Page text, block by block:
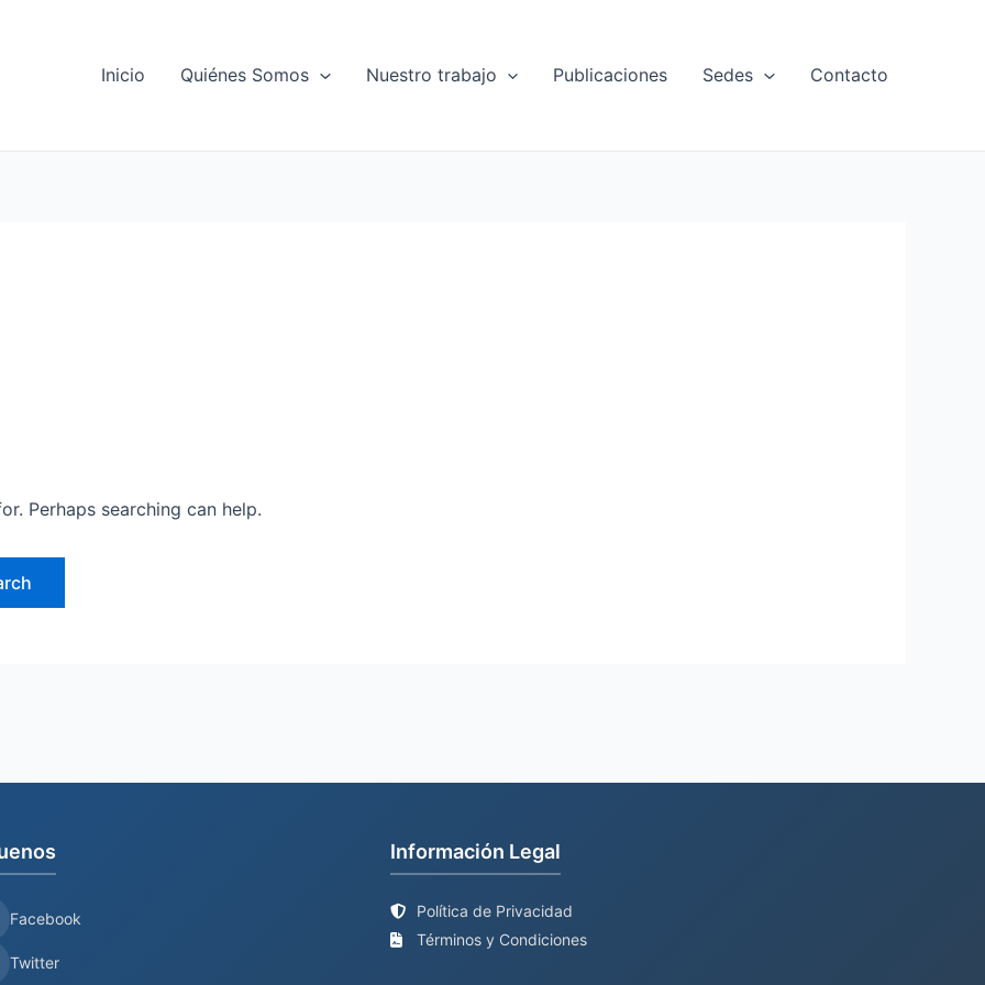
Inicio Quiénes Somos Nuestro trabajo Publicaciones Sedes Contacto
Perhaps searching can help.
Facebook
Twitter
Información Legal
Política de Privacidad
Términos y Condiciones